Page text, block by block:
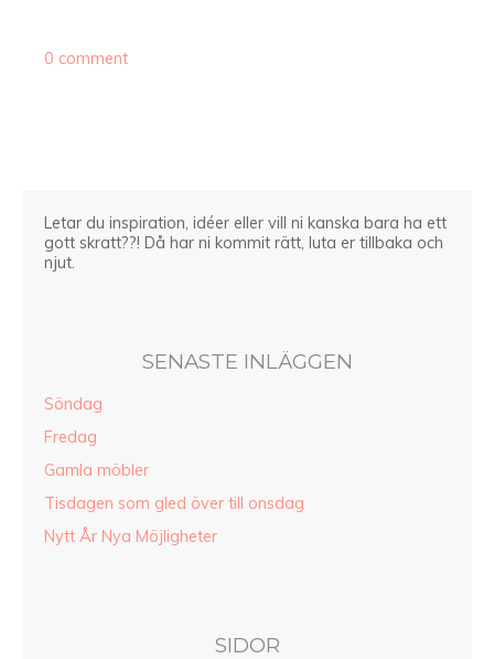
0 comment
Letar du inspiration, idéer eller vill ni kanska bara ha ett
gott skratt??! Då har ni kommit rätt, luta er tillbaka och
njut.
SENASTE INLÄGGEN
Söndag
Fredag
Gamla möbler
Tisdagen som gled över till onsdag
Nytt År Nya Möjligheter
SIDOR